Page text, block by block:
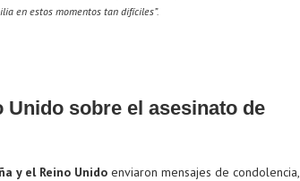
en estos momentos tan difíciles”.
Unido sobre el asesinato de
y el Reino Unido enviaron mensajes de condolencia,